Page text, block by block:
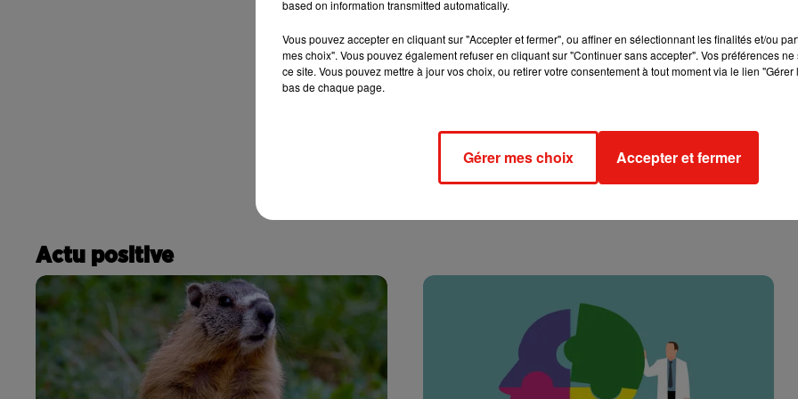
Actu positive
based on information transmitted automatically.
Vous pouvez accepter en cliquant sur "Accepter et fermer", ou affiner en sélectionnant les finalités et/ou
mes choix". Vous pouvez également refuser en cliquant sur "Continuer sans accepter". Vos préférences
ce site. Vous pouvez mettre à jour vos choix, ou retirer votre consentement à tout moment via le lien
bas de chaque page.
Gérer mes choix Accepter et fermer